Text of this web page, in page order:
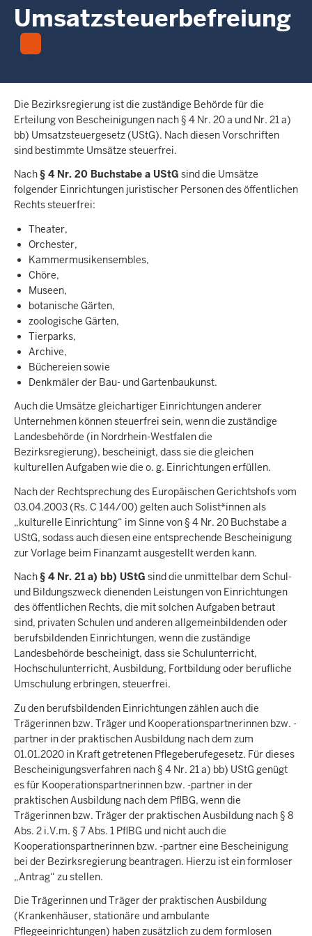
h
Umsatzsteuerbefreiung
Die Bezirksregierung ist die zuständige Behörde für die
Erteilung von Bescheinigungen nach § 4 Nr. 20 a und Nr. 21 a)
bb) Umsatzsteuergesetz (UStG). Nach diesen Vorschriften
sind bestimmte Umsätze steuerfrei.
Nach§ 4 Nr. 20 Buchstabe a UStG sind die Umsätze
folgender Einrichtungen juristischer Personen des öffentlichen
Rechts steuerfrei:
Theater,
Orchester,
Kammermusikensembles,
Chöre,
Museen,
botanische Gärten,
zoologische Gärten,
Tierparks,
Archive,
Büchereien sowie
Denkmäler der Bau- und Gartenbaukunst.
Auch die Umsätze gleichartiger Einrichtungen anderer
Unternehmen können steuerfrei sein, wenn die zuständige
Landesbehörde (in Nordrhein-Westfalen die
Bezirksregierung), bescheinigt, dass sie die gleichen
kulturellen Aufgaben wie die o. g. Einrichtungen erfüllen.
Nach der Rechtsprechung des Europäischen Gerichtshofs vom
03.04.2003 (Rs. C 144/00) gelten auch Solist*innen als
„kulturelle Einrichtung“ im Sinne von § 4 Nr. 20 Buchstabe a
UStG, sodass auch diesen eine entsprechende Bescheinigung
zur Vorlage beim Finanzamt ausgestellt werden kann.
Nach§ 4 Nr. 21 a) bb) UStG sind die unmittelbar dem Schul-
und Bildungszweck dienenden Leistungen von Einrichtungen
des öffentlichen Rechts, die mit solchen Aufgaben betraut
sind, privaten Schulen und anderen allgemeinbildenden oder
berufsbildenden Einrichtungen, wenn die zuständige
Landesbehörde bescheinigt, dass sie Schulunterricht,
Hochschulunterricht, Ausbildung, Fortbildung oder berufliche
Umschulung erbringen, steuerfrei.
Zu den berufsbildenden Einrichtungen zählen auch die
Trägerinnen bzw. Träger und Kooperationspartnerinnen bzw. -
partner in der praktischen Ausbildung nach dem zum
01.01.2020 in Kraft getretenen Pflegeberufegesetz. Für dieses
Bescheinigungsverfahren nach § 4 Nr. 21 a) bb) UStG genügt
es für Kooperationspartnerinnen bzw. -partner in der
praktischen Ausbildung nach dem PflBG, wenn die
Trägerinnen bzw. Träger der praktischen Ausbildung nach § 8
Abs. 2 i.V.m. § 7 Abs. 1 PflBG und nicht auch die
Kooperationspartnerinnen bzw. -partner eine Bescheinigung
bei der Bezirksregierung beantragen. Hierzu ist ein formloser
„Antrag“ zu stellen.
Die Trägerinnen und Träger der praktischen Ausbildung
(Krankenhäuser, stationäre und ambulante
Pflegeeinrichtungen) haben zusätzlich zu dem formlosen